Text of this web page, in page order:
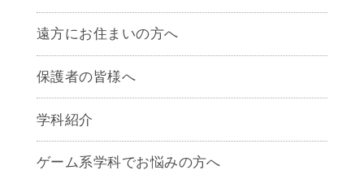
遠方にお住まいの方へ
保護者の皆様へ
学科紹介
ゲームクリエイター学科
CG学科
ゲーム系学科でお悩みの方へ